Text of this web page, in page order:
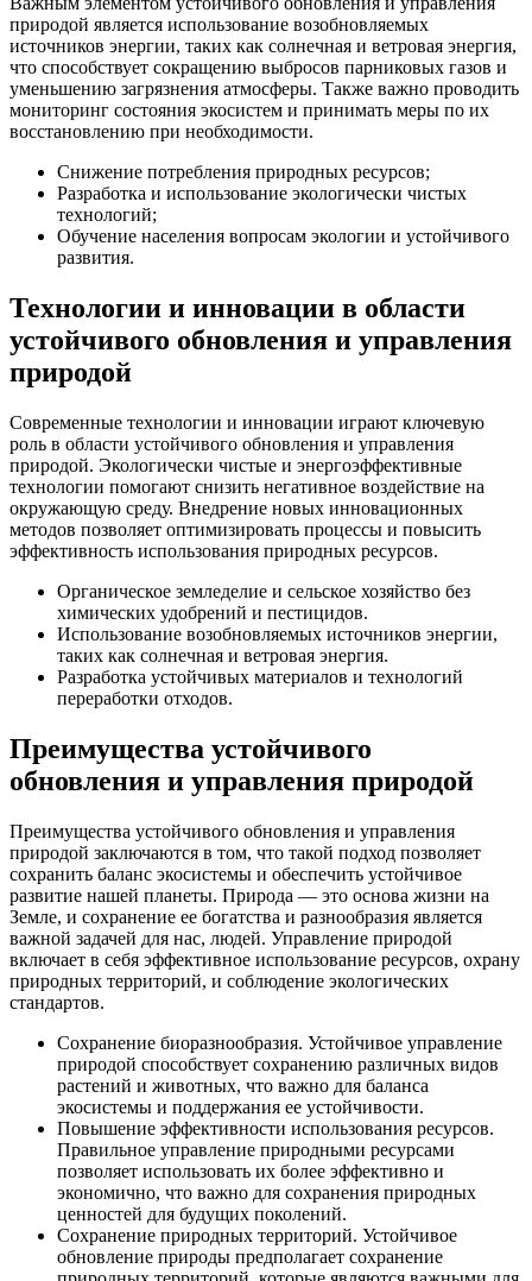
природой является использование возобновляемых
источников энергии, таких как солнечная и ветровая энергия,
что способствует сокращению выбросов парниковых газов и
уменьшению загрязнения атмосферы. Также важно проводить
мониторинг состояния экосистем и принимать меры по их
восстановлению при необходимости.
Снижение потребления природных ресурсов;
Разработка и использование экологически чистых
технологий;
Обучение населения вопросам экологии и устойчивого
развития.
Технологии и инновации в области
устойчивого обновления и управления
природой
Современные технологии и инновации играют ключевую
роль в области устойчивого обновления и управления
природой. Экологически чистые и энергоэффективные
технологии помогают снизить негативное воздействие на
окружающую среду. Внедрение новых инновационных
методов позволяет оптимизировать процессы и повысить
эффективность использования природных ресурсов.
Органическое земледелие и сельское хозяйство без
химических удобрений и пестицидов.
Использование возобновляемых источников энергии,
таких как солнечная и ветровая энергия.
Разработка устойчивых материалов и технологий
переработки отходов.
Преимущества устойчивого
обновления и управления природой
Преимущества устойчивого обновления и управления
природой заключаются в том, что такой подход позволяет
сохранить баланс экосистемы и обеспечить устойчивое
развитие нашей планеты. Природа — это основа жизни на
Земле, и сохранение ее богатства и разнообразия является
важной задачей для нас, людей. Управление природой
включает в себя эффективное использование ресурсов, охрану
природных территорий, и соблюдение экологических
стандартов.
Сохранение биоразнообразия. Устойчивое управление
природой способствует сохранению различных видов
растений и животных, что важно для баланса
экосистемы и поддержания ее устойчивости.
Повышение эффективности использования ресурсов.
Правильное управление природными ресурсами
позволяет использовать их более эффективно и
экономично, что важно для сохранения природных
ценностей для будущих поколений.
Сохранение природных территорий. Устойчивое
обновление природы предполагает сохранение